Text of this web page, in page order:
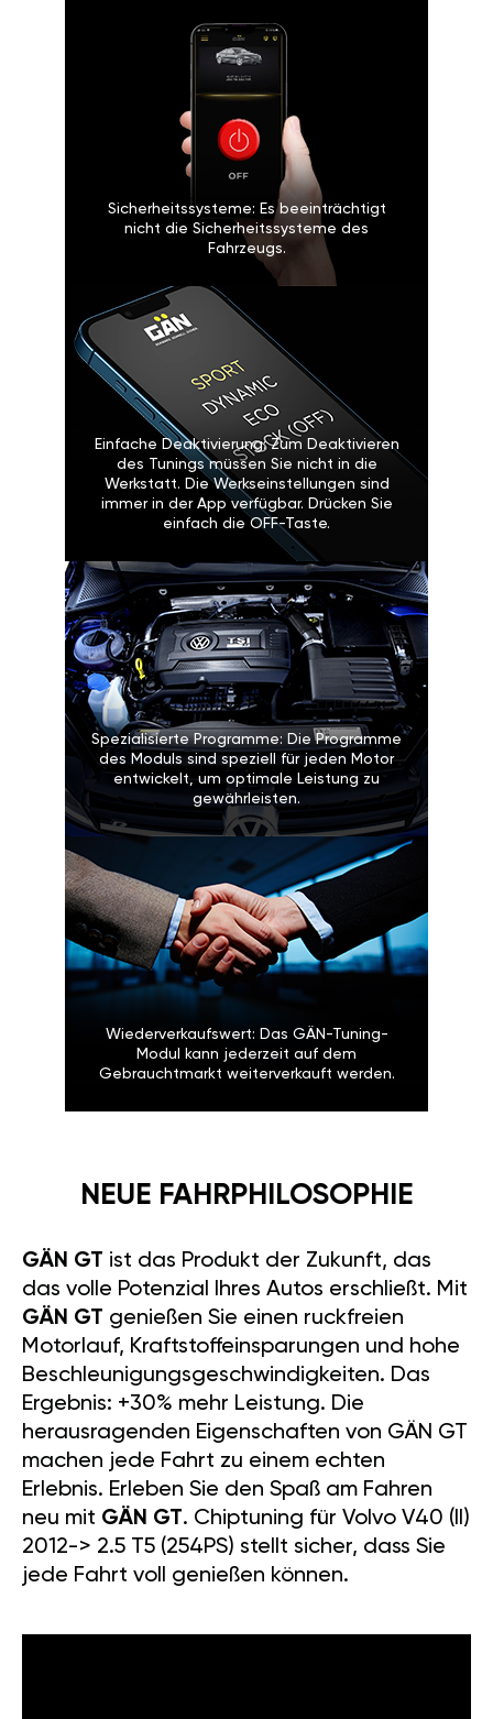
Sicherheitssysteme: Es beeinträchtigt
nicht die Sicherheitssysteme des
Fahrzeugs.
Einfache Deaktivierung: Zum Deaktivieren
des Tunings müssen Sie nicht in die
Werkstatt. Die Werkseinstellungen sind
immer in der App verfügbar. Drücken Sie
einfach die OFF-Taste.
Spezialisierte Programme: Die Programme
des Moduls sind speziell für jeden Motor
entwickelt, um optimale Leistung zu
gewährleisten.
Wiederverkaufswert: Das GÄN-Tuning-
Modul kann jederzeit auf dem
Gebrauchtmarkt weiterverkauft werden.
NEUE FAHRPHILOSOPHIE
GÄN GT ist das Produkt der Zukunft, das
das volle Potenzial Ihres Autos erschließt. Mit
GÄN GT genießen Sie einen ruckfreien
Motorlauf, Kraftstoffeinsparungen und hohe
Beschleunigungsgeschwindigkeiten. Das
Ergebnis: +30% mehr Leistung. Die
herausragenden Eigenschaften von GÄN GT
machen jede Fahrt zu einem echten
Erlebnis. Erleben Sie den Spaß am Fahren
neu mit GÄN GT. Chiptuning für Volvo V40 (II)
2012-> 2.5 T5 (254PS) stellt sicher, dass Sie
jede Fahrt voll genießen können.